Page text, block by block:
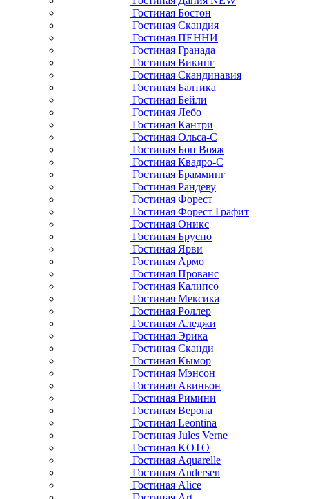
Гостиная Бостон
Гостиная Скандия
Гостиная ПЕННИ
Гостиная Гранада
Гостиная Викинг
Гостиная Скандинавия
Гостиная Балтика
Гостиная Бейли
Гостиная Лебо
Гостиная Кантри
Гостиная Ольса-С
Гостиная Бон Вояж
Гостиная Квадро-С
Гостиная Брамминг
Гостиная Рандеву
Гостиная Форест
Гостиная Форест Графит
Гостиная Оникс
Гостиная Брусно
Гостиная Ярви
Гостиная Армо
Гостиная Прованс
Гостиная Калипсо
Гостиная Мексика
Гостиная Роллер
Гостиная Аледжи
Гостиная Эрика
Гостиная Сканди
Гостиная Кымор
Гостиная Мэнсон
Гостиная Авиньон
Гостиная Римини
Гостиная Верона
Гостиная Leontina
Гостиная Jules Verne
Гостиная KOTO
Гостиная Aquarelle
Гостиная Andersen
Гостиная Alice